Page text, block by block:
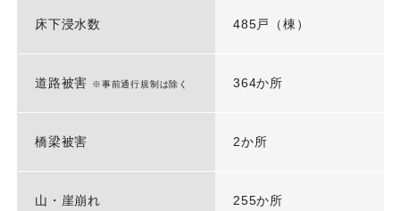
床下浸水数 485戸（棟）
道路被害 ※事前通行規制は除く 364か所
橋梁被害 2か所
山・崖崩れ 255か所